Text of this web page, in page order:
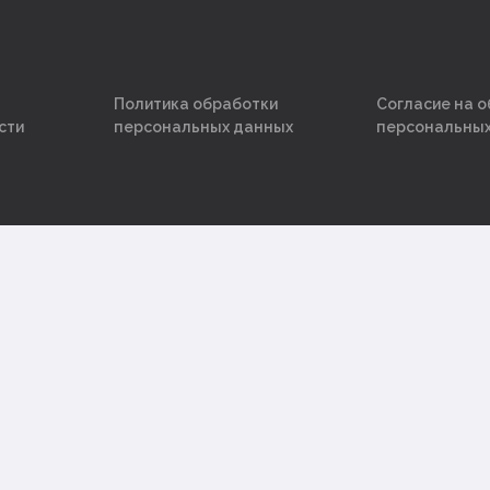
Политика обработки
персональных данных
Согласие на